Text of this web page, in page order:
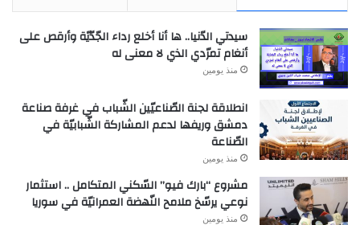
سيدتي الدّنيا.. ها أنا أخلع رداء الجّدّيّة وأرقص على
أنغام تمرّدي الذي لا معنى له
منذ يومين
انطلاقة لجنة الصّناعيّين الشّباب في غرفة صناعة
دمشق وريفها لدعم المشاركة الشّبابيّة في
الصّناعة
منذ يومين
مشروع “بارك فيو” السّكني المتكامل .. استثمار
نوعي يرسّخ ملامح النّهضة العمرانيّة في سوريا
منذ يومين